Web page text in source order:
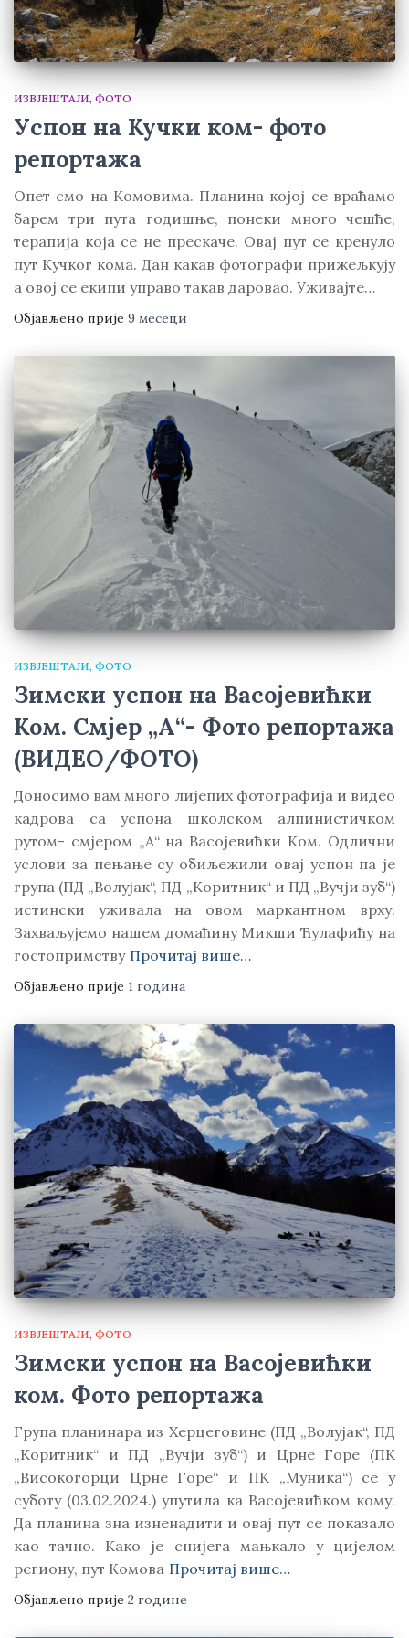
ИЗВЈЕШТАЈИ ФОТО
Успон на Кучки ком- фото
репортажа
Опет смо на Комовима. Планина којој се враћамо
барем три пута годишње, понеки много чешће,
терапија која се не прескаче. Овај пут се кренуло
пут Кучког кома. Дан какав фотографи прижељкују
а овој се екипи управо такав даровао. Уживајте…
Објављено прије 9 месеци
ИЗВЈЕШТАЈИ ФОТО
Зимски успон на Васојевићки
Ком. Смјер „А“- Фото репортажа
(ВИДЕО/ФОТО)
Доносимо вам много лијепих фотографија и видео
кадрова са успона школском алпинистичком
рутом- смјером „А“ на Васојевићки Ком. Одлични
услови за пењање су обиљежили овај успон па је
група (ПД „Волујак“, ПД „Коритник“ и ПД „Вучји зуб“)
истински уживала на овом маркантном врху.
Захваљујемо нашем домаћину Микши Ћулафићу на
гостопримству Прочитај више…
Објављено прије 1 година
ИЗВЈЕШТАЈИ ФОТО
Зимски успон на Васојевићки
ком. Фото репортажа
Група планинара из Херцеговине (ПД „Волујак“, ПД
„Коритник“ и ПД „Вучји зуб“) и Црне Горе (ПК
„Високогорци Црне Горе“ и ПК „Муника“) се у
суботу (03.02.2024.) упутила ка Васојевићком кому.
Да планина зна изненадити и овај пут се показало
као тачно. Како је снијега мањкало у цијелом
региону, пут Комова Прочитај више…
Објављено прије 2 године